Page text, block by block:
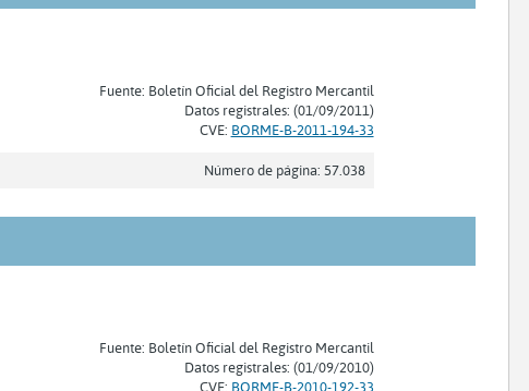
Fuente: Boletín Oficial del Registro Mercantil
Datos registrales: (01/09/2011)
CVE: BORME-B-2011-194-33
Número de página: 57.038
Fuente: Boletín Oficial del Registro Mercantil
Datos registrales: (01/09/2010)
CVE: BORME-B-2010-192-33